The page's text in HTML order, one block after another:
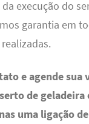
execução do
garantia em
e agende sua
de geladeira
uma ligação